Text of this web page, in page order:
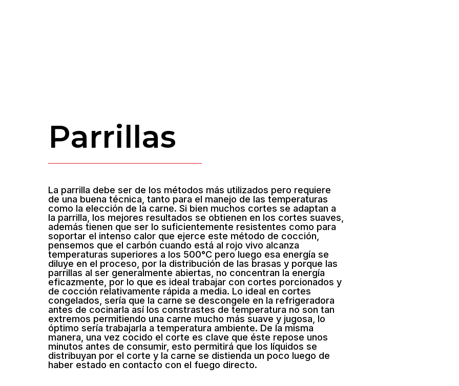
Parrillas
La parrilla debe ser de los métodos más utilizados pero requiere
de una buena técnica, tanto para el manejo de las temperaturas
como la elección de la carne. Si bien muchos cortes se adaptan a
la parrilla, los mejores resultados se obtienen en los cortes suaves,
además tienen que ser lo suficientemente resistentes como para
soportar el intenso calor que ejerce este método de cocción,
pensemos que el carbón cuando está al rojo vivo alcanza
temperaturas superiores a los 500°C pero luego esa energía se
diluye en el proceso, por la distribución de las brasas y porque las
parrillas al ser generalmente abiertas, no concentran la energía
eficazmente, por lo que es ideal trabajar con cortes porcionados y
de cocción relativamente rápida a media. Lo ideal en cortes
congelados, sería que la carne se descongele en la refrigeradora
antes de cocinarla así los constrastes de temperatura no son tan
extremos permitiendo una carne mucho más suave y jugosa, lo
óptimo sería trabajarla a temperatura ambiente. De la misma
manera, una vez cocido el corte es clave que éste repose unos
minutos antes de consumir, esto permitirá que los líquidos se
distribuyan por el corte y la carne se distienda un poco luego de
haber estado en contacto con el fuego directo.